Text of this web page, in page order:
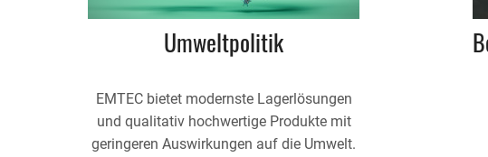
Umweltpolitik
EMTEC bietet modernste Lagerlösungen
und qualitativ hochwertige Produkte mit
geringeren Auswirkungen auf die Umwelt.